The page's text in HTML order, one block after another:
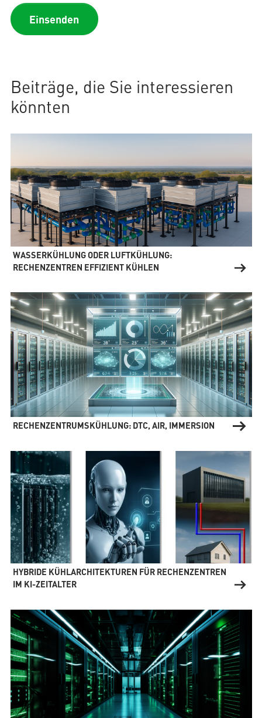
Einsenden
Beiträge, die Sie interessieren
könnten
WASSERKÜHLUNG ODER LUFTKÜHLUNG:
RECHENZENTREN EFFIZIENT KÜHLEN
RECHENZENTRUMSKÜHLUNG: DTC, AIR, IMMERSION
HYBRIDE KÜHLARCHITEKTUREN FÜR RECHENZENTREN
IM KI-ZEITALTER